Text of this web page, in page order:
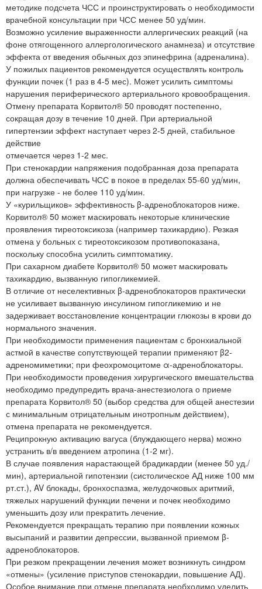
методике подсчета ЧСС и проинструктировать о необходимости
врачебной консультации при ЧСС менее 50 уд/мин.
Возможно усиление выраженности аллергических реакций (на
фоне отягощенного аллергологического анамнеза) и отсутствие
эффекта от введения обычных доз эпинефрина (адреналина).
У пожилых пациентов рекомендуется осуществлять контроль
функции почек (1 раз в 4-5 мес). Может усилить симптомы
нарушения периферического артериального кровообращения.
Отмену препарата Корвитол® 50 проводят постепенно,
сокращая дозу в течение 10 дней. При артериальной
гипертензии эффект наступает через 2-5 дней, стабильное
действие
отмечается через 1-2 мес.
При стенокардии напряжения подобранная доза препарата
должна обеспечивать ЧСС в покое в пределах 55-60 уд/мин,
при нагрузке - не более 110 уд/мин.
У «курильщиков» эффективность β-адреноблокаторов ниже.
Корвитол® 50 может маскировать некоторые клинические
проявления тиреотоксикоза (например тахикардию). Резкая
отмена у больных с тиреотоксикозом противопоказана,
поскольку способна усилить симптоматику.
При сахарном диабете Корвитол® 50 может маскировать
тахикардию, вызванную гипогликемией.
В отличие от неселективных β-адреноблокаторов практически
не усиливает вызванную инсулином гипогликемию и не
задерживает восстановление концентрации глюкозы в крови до
нормального значения.
При необходимости применения пациентам с бронхиальной
астмой в качестве сопутствующей терапии применяют β2-
адреномиметики; при феохромоцитоме α-адреноблокаторы.
При необходимости проведения хирургического вмешательства
необходимо предупредить врача-анестезиолога о приеме
препарата Корвитол® 50 (выбор средства для общей анестезии
с минимальным отрицательным инотропным действием),
отмена препарата не рекомендуется.
Реципрокную активацию вагуса (блуждающего нерва) можно
устранить в/в введением атропина (1-2 мг).
В случае появления нарастающей брадикардии (менее 50 уд./
мин), артериальной гипотензии (систолическое АД ниже 100 мм
рт.ст.), AV блокады, бронхоспазма, желудочковых аритмий,
тяжелых нарушений функции печени и почек необходимо
уменьшить дозу или прекратить лечение.
Рекомендуется прекращать терапию при появлении кожных
высыпаний и развитии депрессии, вызванной приемом β-
адреноблокаторов.
При резком прекращении лечения может возникнуть синдром
«отмены» (усиление приступов стенокардии, повышение АД).
Особое внимание при отмене препарата необходимо уделить